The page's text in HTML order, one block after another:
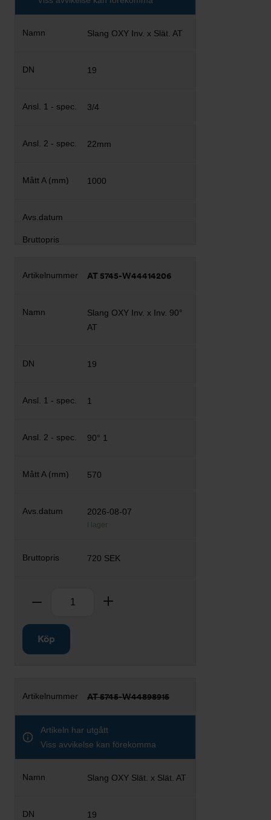
Slang OXY Inv. x Slät. AT
19
3/4
22mm
1000
AT 5745-W44414206
Slang OXY Inv. x Inv. 90°
AT
19
1
90° 1
570
2026-08-07
I lager
720 SEK
Ta bort
Köp
AT 5745-W44898915
Artikeln har utgått
Viss avvikelse kan förekomma
Slang OXY Slät. x Slät. AT
19